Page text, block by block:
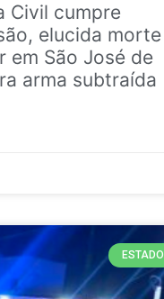
Civil cumpre
elucida morte
em São José de
arma subtraída
ESTADO